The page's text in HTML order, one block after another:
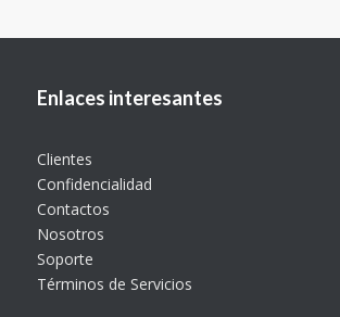
Enlaces interesantes
Clientes
Confidencialidad
Contactos
Nosotros
Soporte
Términos de Servicios